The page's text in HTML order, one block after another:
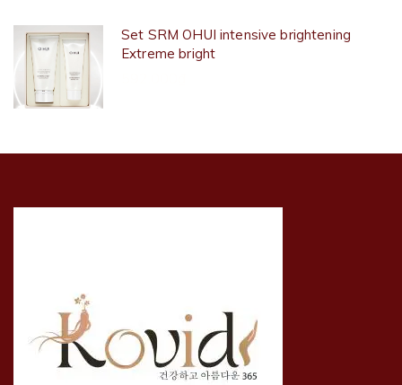
Set SRM OHUI intensive brightening
Extreme bright